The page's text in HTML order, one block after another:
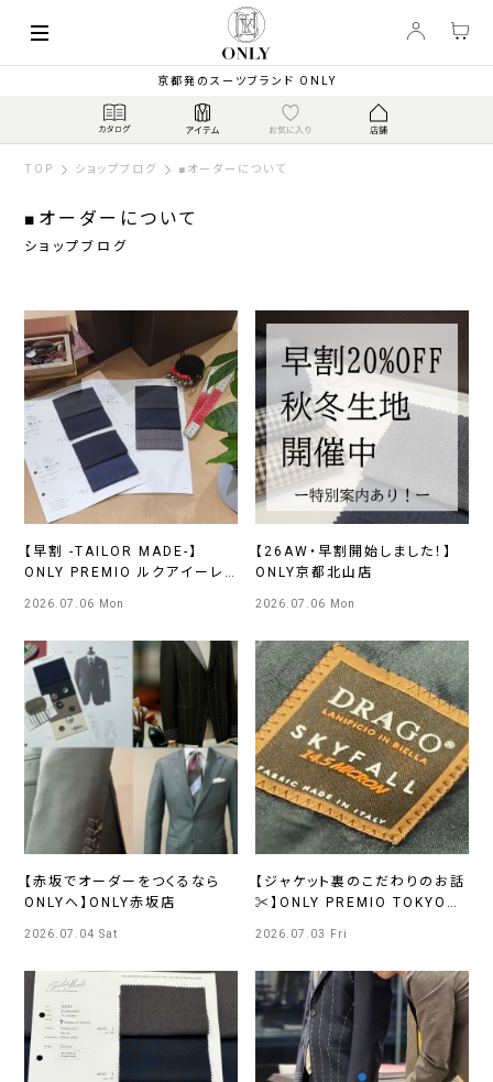
京都発のスーツブランド ONLY
TOP ショップブログ ■オーダーについて
■オーダーについて
ショップブログ
【早割 -TAILOR MADE-】
ONLY PREMIO ルクアイーレ
2026.07.06 Mon
【26AW・早割開始しました！】
ONLY京都北山店
2026.07.06 Mon
【赤坂でオーダーをつくるなら
ONLYへ】ONLY赤坂店
2026.07.04 Sat
【ジャケット裏のこだわりのお話
✂】ONLY PREMIO TOKYO有
2026.07.03 Fri